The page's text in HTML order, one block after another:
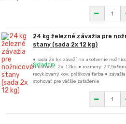
24 kg železné závažia pre
stany (sada 2x 12 kg)
• sada 2x ks závaží na ukotvenie
hmotnosť: 2x 12kg • rozmery:
recyklovaný kov, prášková farba •
stohovať pre väčšie zaťaženie
Skladom